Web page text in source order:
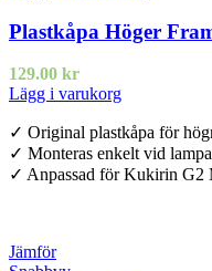
Plastkåpa Höger
129.00 kr
Lägg i varukorg
✓ Original plastkåpa för
✓ Monteras enkelt vid
✓ Anpassad för Kukirin G2
Jämför